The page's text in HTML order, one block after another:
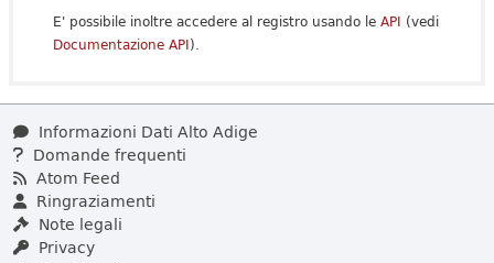
E' possibile inoltre accedere al registro usando le API (vedi
Documentazione API).
Informazioni Dati Alto Adige
Domande frequenti
Atom Feed
Ringraziamenti
Note legali
Privacy